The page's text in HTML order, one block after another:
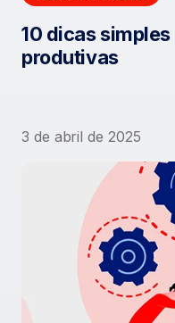
10 dicas
produtivas
3 de abril de 2025